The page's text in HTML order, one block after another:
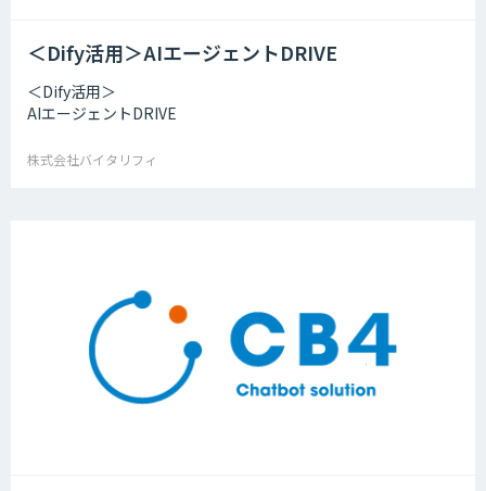
＜Dify活用＞AIエージェントDRIVE
＜Dify活用＞
AIエージェントDRIVE
株式会社バイタリフィ